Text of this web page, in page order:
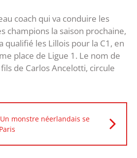
coach qui va conduire les
champions la saison prochaine,
qualifié les Lillois pour la C1, en
place de Ligue 1. Le nom de
de Carlos Ancelotti, circule
monstre néerlandais se